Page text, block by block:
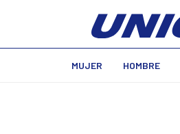
MUJER HOMBRE